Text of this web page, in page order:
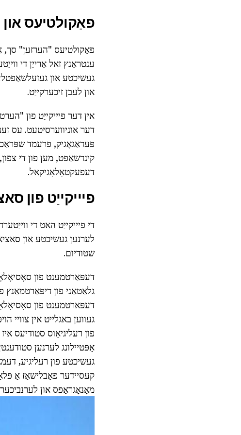
פאַקולטיעס
פאַקולטיעס "הערזען" סך,
ענטראַנץ זאל אַרייַן די
געשיכטע און
און לעבן זיכערקייַט.
אין דער פיייקייַט פון
דער אוניווערסיטעט. עס
פּעדאַגאָגיק, פרעמד
קינדשאַפט, מען פון די
דעפעקטאָלאָגיקאַל.
פיייקייַט פון
די פיייקייַט האט די
לערנען געשיכטע און
שטודיום.
גלאַטאַני פון דיפּאַרטמאַנץ
דעפּאַרטמענט פון סאָסיאָלאָגי איז געגרינדעט
געווען באגלייט אין
פון רעליגיאָוס סטודיעס איז געגרינדעט אין 1964
אָפּטיילונג לערנען
געשיכטע פון רעליגיע,
קעסיידער פּאַבלישאַז אַ
מאָנאָגראַפס און